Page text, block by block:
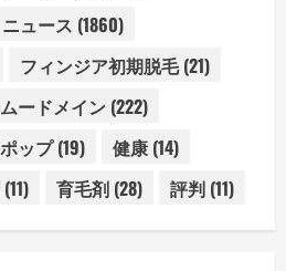
ニュース (1860)
フィンジア初期脱毛(21)
ードメイン (222)
ップ(19) 健康 (14)
(11) 育毛剤 (28) 評判 (11)